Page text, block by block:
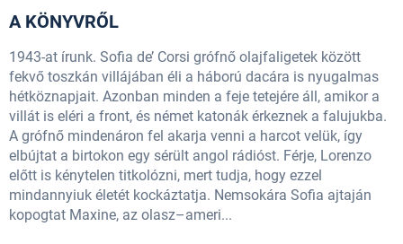
A KÖNYVRŐL
1943-at írunk. Sofia de’ Corsi grófnő olajfaligetek között
fekvő toszkán villájában éli a háború dacára is nyugalmas
hétköznapjait. Azonban minden a feje tetejére áll, amikor a
villát is eléri a front, és német katonák érkeznek a falujukba.
A grófnő mindenáron fel akarja venni a harcot velük, így
elbújtat a birtokon egy sérült angol rádióst. Férje, Lorenzo
előtt is kénytelen titkolózni, mert tudja, hogy ezzel
mindannyiuk életét kockáztatja. Nemsokára Sofia ajtaján
kopogtat Maxine, az olasz–ameri...